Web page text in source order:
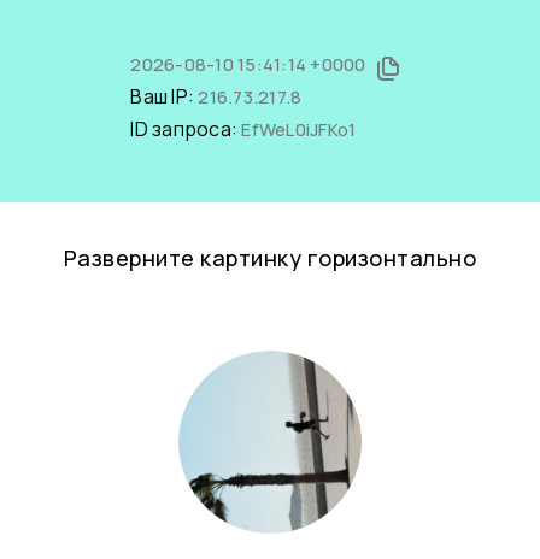
2026-08-10 15:41:14 +0000
Ваш IP:216.73.217.8
ID запроса:EfWeL0iJFKo1
Разверните картинку горизонтально